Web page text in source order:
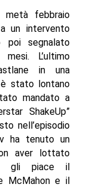
febbraio
un intervento
poi segnalato
L’ultimo
in una
stato lontano
mandato a
ShakeUp”
nell’episodio
ha tenuto un
aver lottato
gli piace il
McMahon e il